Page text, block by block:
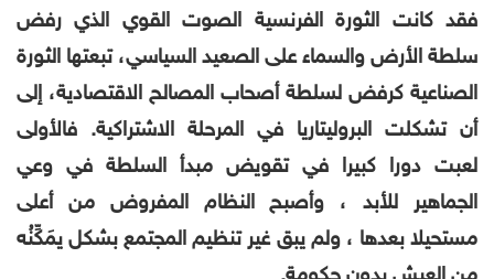
فقد كانت الثورة الفرنسية الصوت القوي الذي رفض
سلطة الأرض والسماء على الصعيد السياسي، تبعتها الثورة
الصناعية كرفض لسلطة أصحاب المصالح الاقتصادية، إلى
أن تشكلت البروليتاريا في المرحلة الاشتراكية. فالأولى
لعبت دورا كبيرا في تقويض مبدأ السلطة في وعي
الجماهير للأبد ، وأصبح النظام المفروض من أعلى
مستحيلا بعدها ، ولم يبق غير تنظيم المجتمع بشكل يمَكِّنُه